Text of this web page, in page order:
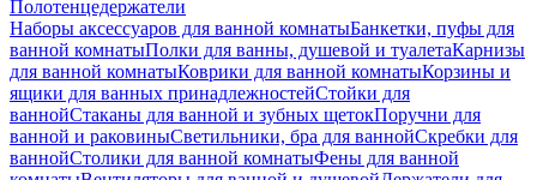
Полотенцедержатели
Наборы аксессуаров для ванной комнатыБанкетки, пуфы для
ванной комнатыПолки для ванны, душевой и туалетаКарнизы
для ванной комнатыКоврики для ванной комнатыКорзины и
ящики для ванных принадлежностейСтойки для
ваннойСтаканы для ванной и зубных щетокПоручни для
ванной и раковиныСветильники, бра для ваннойСкребки для
ваннойСтолики для ванной комнатыФены для ванной